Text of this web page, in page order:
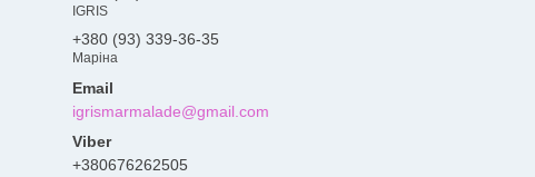
IGRIS
+380 (93) 339-36-35
Марiна
igrismarmalade@gmail.com
+380676262505